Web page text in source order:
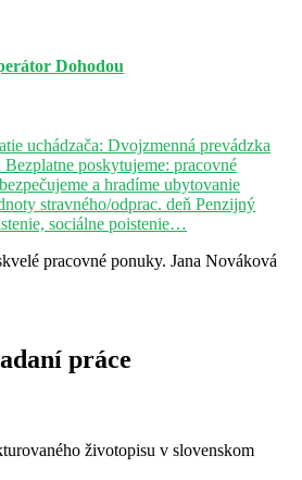
Dohodou
uchádzača: Dvojzmenná prevádzka
poskytujeme: pracovné
a hradíme ubytovanie
stravného/odprac. deň Penzijný
sociálne poistenie…
pracovné ponuky. Jana Nováková
práce
životopisu v slovenskom